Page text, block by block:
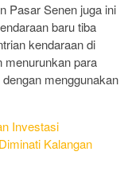
Pasar Senen juga ini
baru tiba
kendaraan di
menurunkan para
menggunakan
Investasi
Kalangan